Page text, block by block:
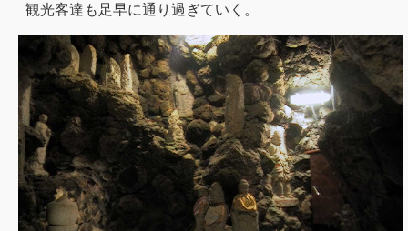
観光客達も足早に通り過ぎていく。